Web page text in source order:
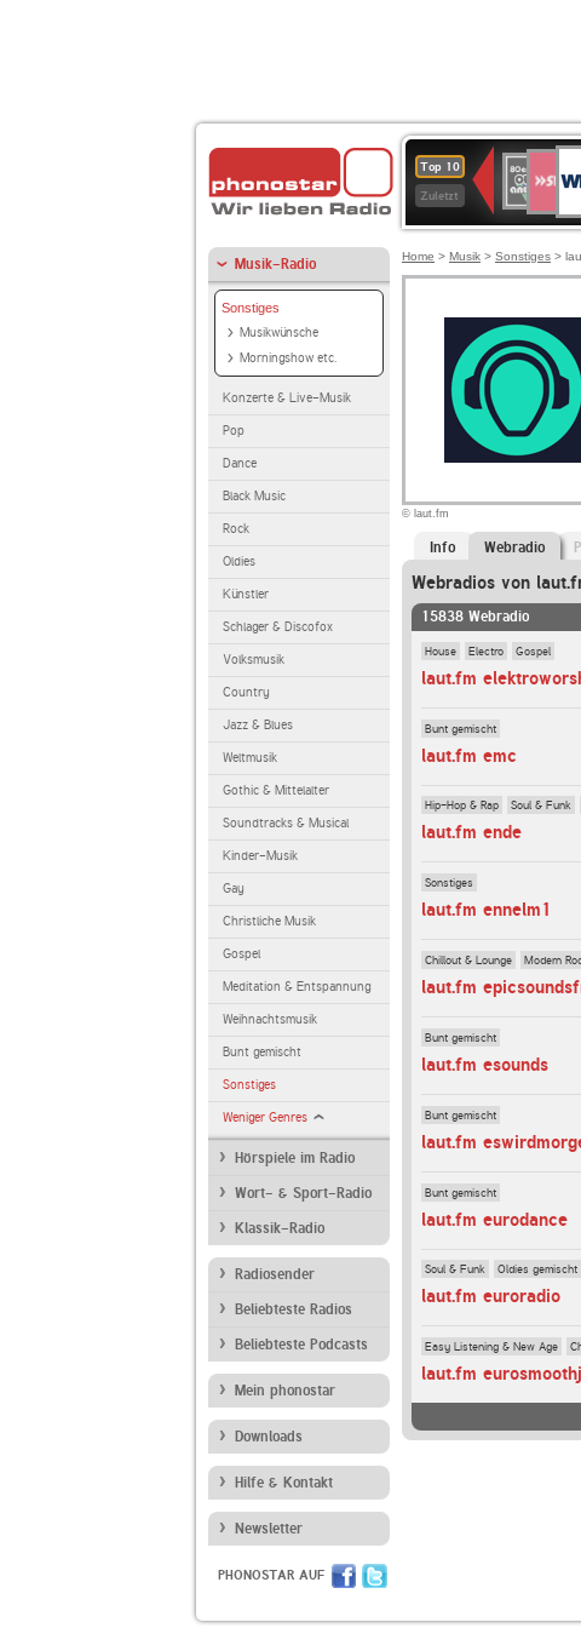
Top 10
Zuletzt
80er
90er
OLDIE
ANTENNE
4
2
Musik-Radio
Sonstiges
Musikwünsche
Morningshow etc.
Konzerte & Live-Musik
Pop
Dance
Black Music
Rock
Oldies
Künstler
Schlager & Discofox
Volksmusik
Country
Jazz & Blues
Weltmusik
Gothic & Mittelalter
Soundtracks & Musical
Kinder-Musik
Gay
Christliche Musik
Gospel
Meditation & Entspannung
Weihnachtsmusik
Bunt gemischt
Sonstiges
Weniger Genres
Hörspiele im Radio
Wort- & Sport-Radio
Klassik-Radio
Radiosender
Beliebteste Radios
Beliebteste Podcasts
Mein phonostar
Downloads
Hilfe & Kontakt
Newsletter
PHONOSTAR AUF
Home > Musik > Sonstiges >
© laut.fm
Info Webradio
Webradios von
15838 Webradio
House Electro Gospel
laut.fm
Bunt gemischt
laut.fm emc
Hip-Hop & Rap Soul & Funk
laut.fm ende
Sonstiges
laut.fm ennelm1
Chillout & Lounge Modern
laut.fm
Bunt gemischt
laut.fm esounds
Bunt gemischt
laut.fm
Bunt gemischt
laut.fm eurodance
Soul & Funk Oldies gemischt
laut.fm euroradio
Easy Listening & New Age
laut.fm